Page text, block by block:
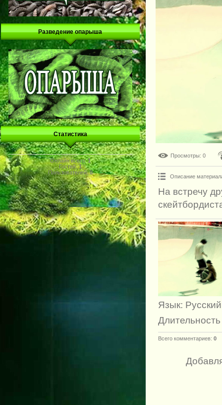
Разведение опарыша
Статистика
Онлайн всего:1
Гостей:1
Пользователей:0
Просмотры: 0
Описание
На встречу
Язык: Русский
Всего комментариев: 0